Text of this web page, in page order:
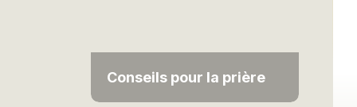
Conseils pour la prière